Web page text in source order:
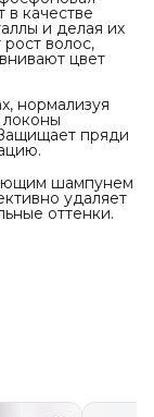
в качестве
и делая их
волос,
цвет
нормализуя
локоны
пряди
шампунем
удаляет
оттенки.